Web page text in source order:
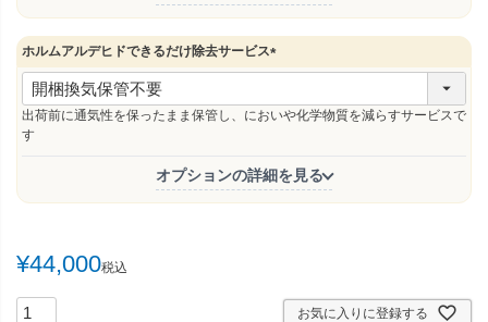
ホルムアルデヒドできるだけ除去サービス
(
須
出荷前に通気性を保ったまま保管し、においや化学物質を減らすサービスで
す
オプションの詳細を見る
¥44,000税込
お気に入りに登録する